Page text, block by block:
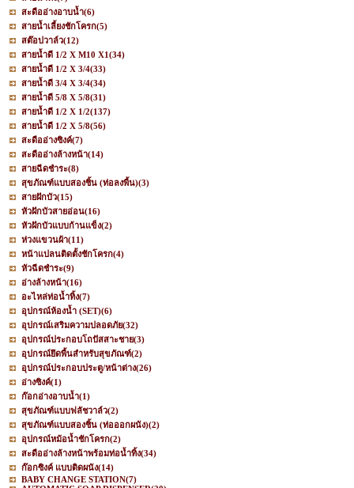
สะดืออ่างอาบน้ำ(6)
สายน้ำเลี้ยงชักโครก(5)
สต๊อปวาล์ว(12)
สายน้ำดี 1/2 X M10 X1(34)
สายน้ำดี 1/2 X 3/4(33)
สายน้ำดี 3/4 X 3/4(34)
สายน้ำดี 5/8 X 5/8(31)
สายน้ำดี 1/2 X 1/2(137)
สายน้ำดี 1/2 X 5/8(56)
สะดืออ่างซิงค์(7)
สะดืออ่างล้างหน้า(14)
สายฉีดชำระ(8)
สุขภัณฑ์แบบสองชิ้น (ท่อลงพื้น)(3)
สายฝักบัว(15)
หัวฝักบัวสายอ่อน(16)
หัวฝักบัวแบบก้านแข็ง(2)
ห่วงแขวนผ้า(11)
หน้าแปลนติดตั้งชักโครก(4)
หัวฉีดชำระ(9)
อ่างล้างหน้า(16)
อะไหล่ท่อน้ำทิ้ง(7)
อุปกรณ์ห้องน้ำ (SET)(6)
อุปกรณ์เสริมความปลอดภัย(32)
อุปกรณ์ประกอบโถปัสสาะชาย(3)
อุปกรณ์ยึดพื้นสำหรับสุขภัณฑ์(2)
อุปกรณ์ประกอบประตู/หน้าต่าง(26)
อ่างซิงค์(1)
ก๊อกอ่างอาบน้ำ(1)
สุขภัณฑ์แบบฟลัชวาล์ว(2)
สุขภัณฑ์แบบสองชิ้น (ท่อออกผนัง)(2)
อุปกรณ์หม้อน้ำชักโครก(2)
สะดืออ่างล้างหน้าพร้อมท่อน้ำทิ้ง(34)
ก๊อกซิงค์ แบบติดผนัง(14)
BABY CHANGE STATION(7)